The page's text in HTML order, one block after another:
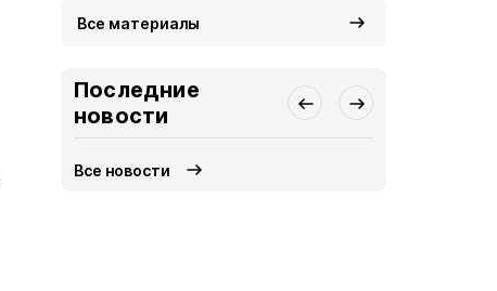
Все материалы
Последние
новости
Все новости